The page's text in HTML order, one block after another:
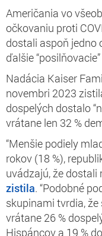
Američania vo
očkovaniu proti
dostali aspoň jedno
ďalšie
Nadácia Kaiser
novembri 2023
dospelých dostalo
vrátane len 32 %
“Menšie podiely
rokov (18 %),
uvádzajú, že dostali
zistila. “Podobné
skupinami tvrdia,
vrátane 26 %
Hispáncov a 19 %